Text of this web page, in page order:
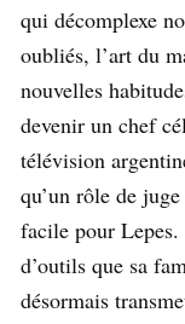
qui décomplexe
oubliés, l’art du
nouvelles
devenir un chef
télévision
qu’un rôle de
facile pour Lepes.
d’outils que sa
désormais